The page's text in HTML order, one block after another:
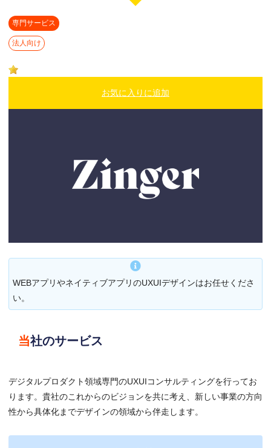
専門サービス
法人向け
お気に入りに追加
WEBアプリやネイティブアプリのUXUIデザインはお任せくださ
い。
当社のサービス
デジタルプロダクト領域専門のUXUIコンサルティングを行ってお
ります。貴社のこれからのビジョンを共に考え、新しい事業の方向
性から具体化までデザインの領域から伴走します。